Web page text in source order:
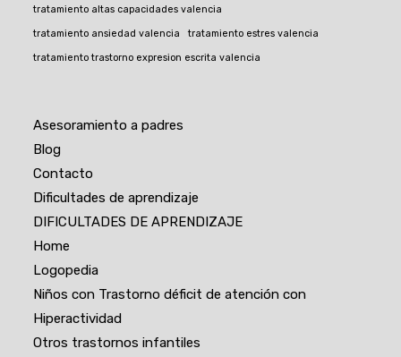
tratamiento altas capacidades valencia
tratamiento ansiedad valencia tratamiento estres valencia
tratamiento trastorno expresion escrita valencia
Asesoramiento a padres
Blog
Contacto
Dificultades de aprendizaje
DIFICULTADES DE APRENDIZAJE
Home
Logopedia
Niños con Trastorno déficit de atención con
Hiperactividad
Otros trastornos infantiles